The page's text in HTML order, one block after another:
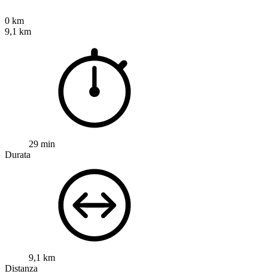
0 km
9,1 km
29 min
Durata
9,1 km
Distanza